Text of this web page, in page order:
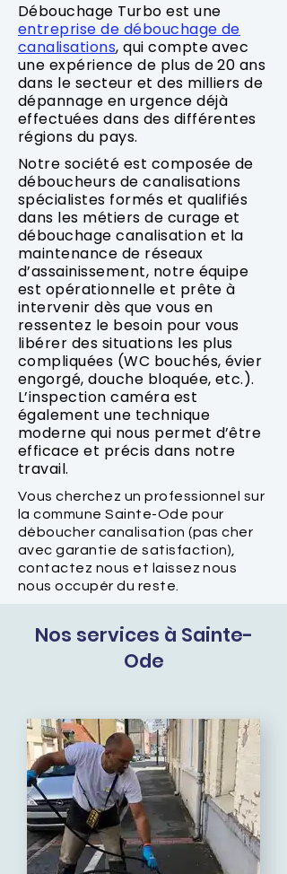
Débouchage Turbo est une
entreprise de débouchage de
canalisations, qui compte avec
une expérience de plus de 20 ans
dans le secteur et des milliers de
dépannage en urgence déjà
effectuées dans des différentes
régions du pays.
Notre société est composée de
déboucheurs de canalisations
spécialistes formés et qualifiés
dans les métiers de curage et
débouchage canalisation et la
maintenance de réseaux
d’assainissement, notre équipe
est opérationnelle et prête à
intervenir dès que vous en
ressentez le besoin pour vous
libérer des situations les plus
compliquées (WC bouchés, évier
engorgé, douche bloquée, etc.).
L’inspection caméra est
également une technique
moderne qui nous permet d’être
efficace et précis dans notre
travail.
Vous cherchez un professionnel sur
la commune Sainte-Ode pour
déboucher canalisation (pas cher
avec garantie de satisfaction),
contactez nous et laissez nous
nous occupér du reste.
Nos services à Sainte-
Ode